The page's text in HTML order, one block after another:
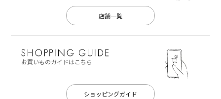
店舗一覧
お買いものガイドはこちら
ショッピングガイド